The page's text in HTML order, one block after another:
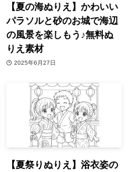
【夏の海ぬりえ】かわいい
パラソルと砂のお城で海辺
の風景を楽しもう♪無料ぬ
りえ素材
2025年6月27日
【夏祭りぬりえ】浴衣姿の